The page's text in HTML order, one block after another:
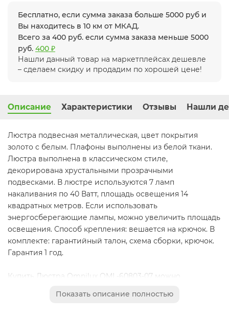
Бесплатно, если сумма заказа больше 5000 руб и
Вы находитесь в 10 км от МКАД.
Всего за 400 руб. если сумма заказа меньше 5000
руб. 400 ₽
Нашли данный товар на маркетплейсах дешевле
– сделаем скидку и продадим по хорошей цене!
Описание Характеристики Отзывы Нашли
Люстра подвесная металлическая, цвет покрытия
золото с белым. Плафоны выполнены из белой ткани.
Люстра выполнена в классическом стиле,
декорирована хрустальными прозрачными
подвесками. В люстре используются 7 ламп
накаливания по 40 Ватт, площадь освещения 14
квадратных метров. Если использовать
энергосберегающие лампы, можно увеличить площадь
освещения. Способ крепления: вешается на крючок. В
комплекте: гарантийный талон, схема сборки, крючок.
Гарантия 1 год.
Купить Люстра Omnilux OML-60803-07 можно
корзину или позвонить нам по тел.: (495) 133-92-80 или
Показать описание полностью